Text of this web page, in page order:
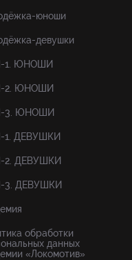
юноши
девушки
1. ЮНОШИ
2. ЮНОШИ
3. ЮНОШИ
1. ДЕВУШКИ
2. ДЕВУШКИ
3. ДЕВУШКИ
обработки
данных
«Локомотив»